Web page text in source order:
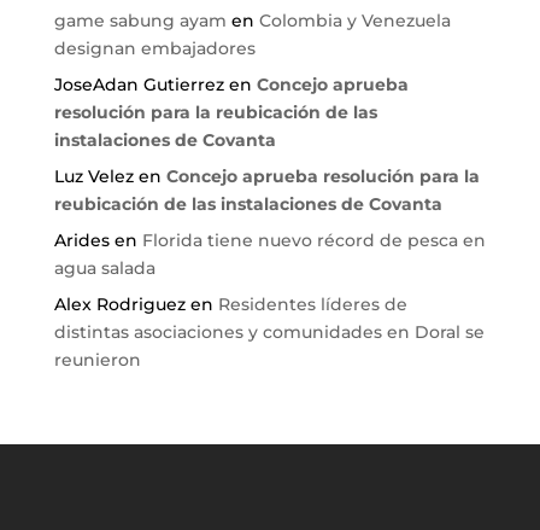
game sabung ayam en Colombia y Venezuela
designan embajadores
JoseAdan Gutierrezen Concejo aprueba
resolución para la reubicación de las
instalaciones de Covanta
Luz Velezen Concejo aprueba resolución para la
reubicación de las instalaciones de Covanta
Aridesen Florida tiene nuevo récord de pesca en
agua salada
Alex Rodriguezen Residentes líderes de
distintas asociaciones y comunidades en Doral se
reunieron